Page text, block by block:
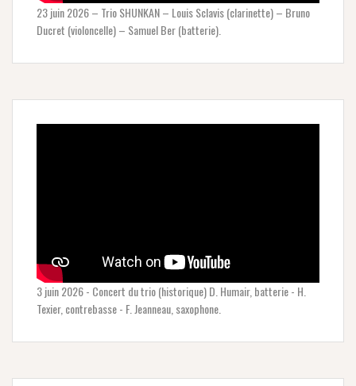
23 juin 2026 – Trio SHUNKAN – Louis Sclavis (clarinette) – Bruno
Ducret (violoncelle) – Samuel Ber (batterie).
3 juin 2026 - Concert du trio (historique) D. Humair, batterie - H.
Texier, contrebasse - F. Jeanneau, saxophone.